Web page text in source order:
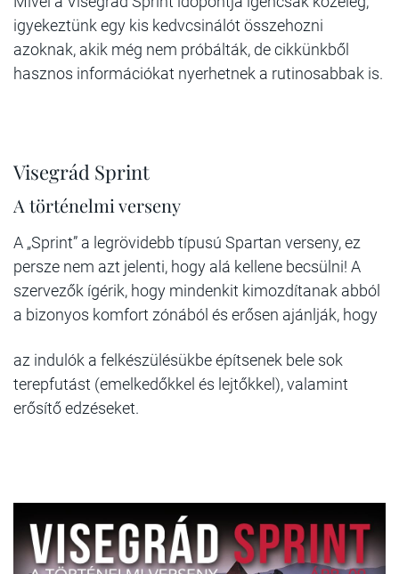
igyekeztünk egy kis kedvcsinálót összehozni
azoknak, akik még nem próbálták, de cikkünkből
hasznos információkat nyerhetnek a rutinosabbak is.
Visegrád Sprint
A történelmi verseny
A „Sprint” a legrövidebb típusú Spartan verseny, ez
persze nem azt jelenti, hogy alá kellene becsülni! A
szervezők ígérik, hogy mindenkit kimozdítanak abból
a bizonyos komfort zónából és erősen ajánlják, hogy
az indulók a felkészülésükbe építsenek bele sok
terepfutást (emelkedőkkel és lejtőkkel), valamint
erősítő edzéseket.